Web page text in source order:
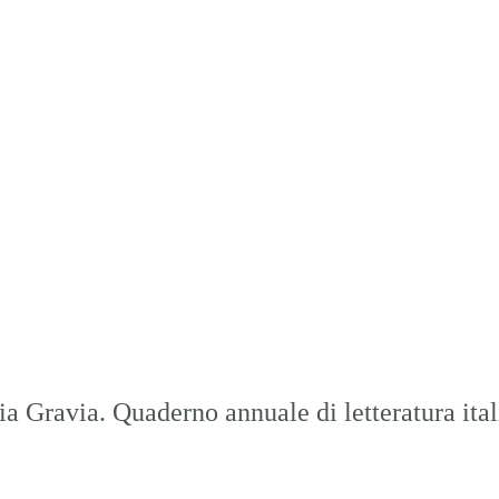
Gravia. Quaderno annuale di letteratura